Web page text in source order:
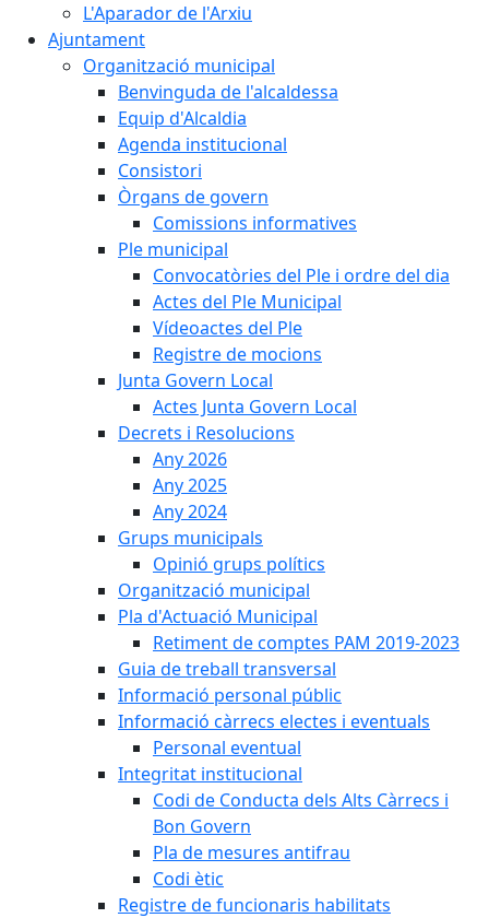
L'Aparador de l'Arxiu
Ajuntament
Organització municipal
Benvinguda de l'alcaldessa
Equip d'Alcaldia
Agenda institucional
Consistori
Òrgans de govern
Comissions informatives
Ple municipal
Convocatòries del Ple i ordre del dia
Actes del Ple Municipal
Vídeoactes del Ple
Registre de mocions
Junta Govern Local
Actes Junta Govern Local
Decrets i Resolucions
Any 2026
Any 2025
Any 2024
Grups municipals
Opinió grups polítics
Organització municipal
Pla d'Actuació Municipal
Retiment de comptes PAM 2019-2023
Guia de treball transversal
Informació personal públic
Informació càrrecs electes i eventuals
Personal eventual
Integritat institucional
Codi de Conducta dels Alts Càrrecs i
Bon Govern
Pla de mesures antifrau
Codi ètic
Registre de funcionaris habilitats